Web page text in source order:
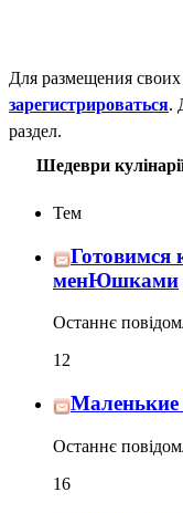
Для размещения
зарегистрироваться.
раздел.
Шедеври
Тем
Готовимся
менЮшками
Останнє
12
Маленькие
Останнє
16